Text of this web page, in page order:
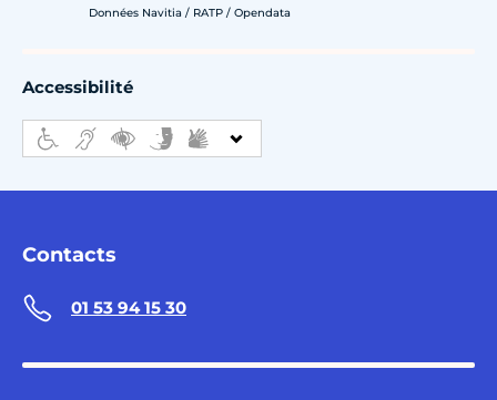
Données Navitia / RATP / Opendata
Accessibilité
Contacts
01 53 94 15 30